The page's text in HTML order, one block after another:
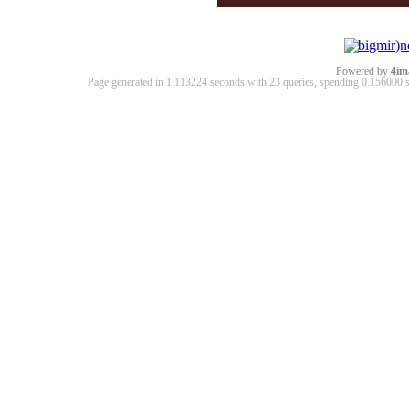
Powered by
Page generated in 1.113224 seconds with 23 queries, spending